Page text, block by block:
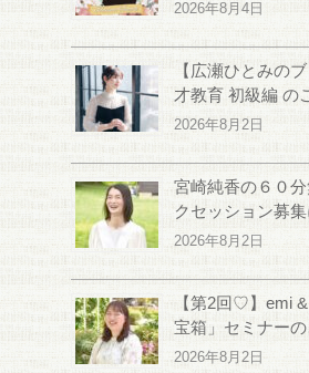
2026年8月4日
【広瀬ひとみの
才教育 初級編 の
2026年8月2日
宮崎純香の６０
クセッション募
2026年8月2日
【第2回♡】emi
宝箱」セミナー
2026年8月2日